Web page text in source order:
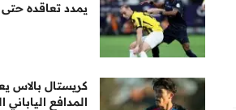
يمدد تعاقده حتى عام
كريستال بالاس
المدافع الياباني